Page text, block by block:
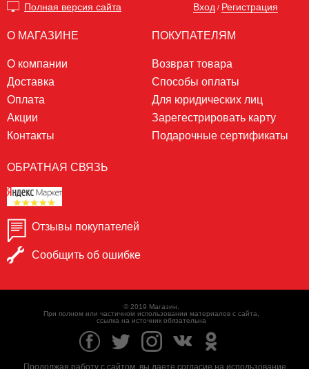
Полная версия сайта Вход / Регистрация
О МАГАЗИНЕ
О компании
Доставка
Оплата
Акции
Контакты
ПОКУПАТЕЛЯМ
Возврат товара
Способы оплаты
Для юридических лиц
Зарегестрировать карту
Подарочные сертификаты
ОБРАТНАЯ СВЯЗЬ
Отзывы покупателей
Сообщить об ошибке
© 2019 Магазин.
При полном или частичном использовании материалов с сайта,
ссылка на источник обязательна
Продолжая работу с сайтом, вы даете согласие на использование